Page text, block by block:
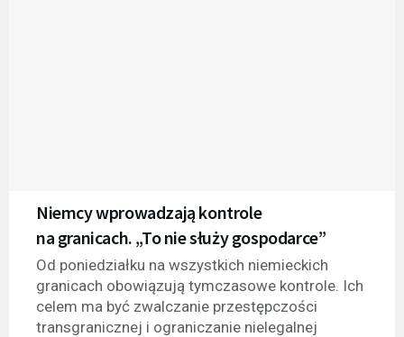
Niemcy wprowadzają kontrole
na granicach. „To nie służy gospodarce”
Od poniedziałku na wszystkich niemieckich
granicach obowiązują tymczasowe kontrole. Ich
celem ma być zwalczanie przestępczości
transgranicznej i ograniczanie nielegalnej